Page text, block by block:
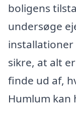
boligens
undersøge
sikre, at alt
finde ud af,
Humlum